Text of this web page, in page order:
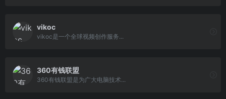
vikoc
vikoc是一个全球视频创作服务...
360有钱联盟
360有钱联盟是为广大电脑技术...